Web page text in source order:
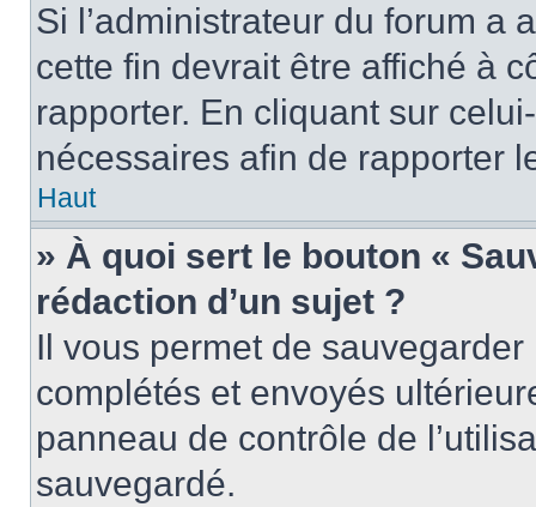
Si l’administrateur du forum a
cette fin devrait être affiché à
rapporter. En cliquant sur
nécessaires afin de rapporter
Haut
» À quoi sert le bouton «
rédaction d’un sujet ?
Il vous permet de
complétés et envoyés
panneau de contrôle de
sauvegardé.